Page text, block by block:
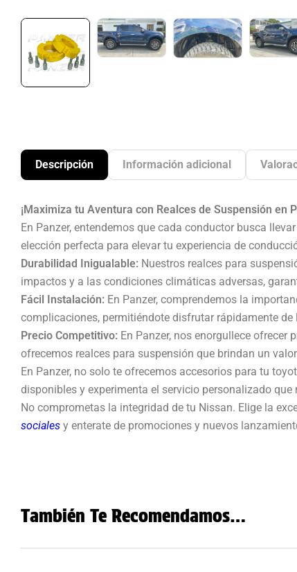
Descripción Información adicional
¡Maximiza tu Aventura con Realces de Suspensión
En Panzer, entendemos que cada conductor busca
elección perfecta para elevar tu experiencia de
Durabilidad Inigualable: Nuestros realces para
impactos y a las condiciones climáticas adversas,
Fácil Instalación: En Panzer, comprendemos la
complicaciones, permitiéndote disfrutar rápidamente
Precio Competitivo: En Panzer, nos enorgullece
ofrecemos realces para suspensión que brindan un
En Panzer, no solo te ofrecemos accesorios para tu
disponibles y experimenta el servicio personalizado que
No comprometas la integridad de tu Nissan. Elige la
sociales y enterate de promociones y nuevos
También Te Recomendamos…